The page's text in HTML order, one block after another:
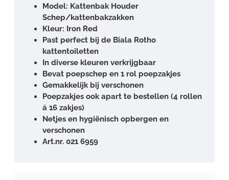
Model: Kattenbak Houder
Schep/kattenbakzakken
Kleur: Iron Red
Past perfect bij de Biala Rotho
kattentoiletten
In diverse kleuren verkrijgbaar
Bevat poepschep en 1 rol poepzakjes
Gemakkelijk bij verschonen
Poepzakjes ook apart te bestellen (4 rollen
á 16 zakjes)
Netjes en hygiënisch opbergen en
verschonen
Art.nr. 021 6959